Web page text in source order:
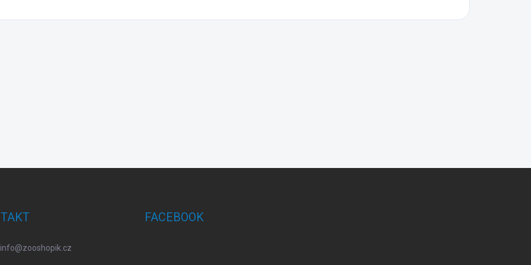
info@zooshopik.cz
FACEBOOK